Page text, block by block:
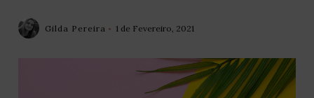
Gilda Pereira 1 de Fevereiro, 2021